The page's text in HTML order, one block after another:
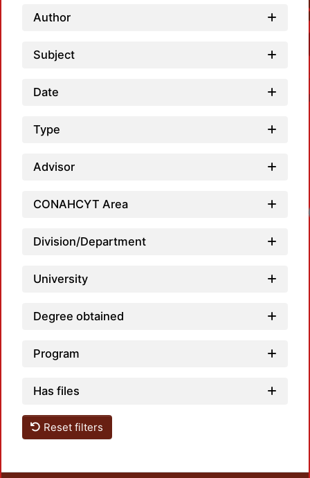
Author
Subject
Date
Type
Advisor
CONAHCYT Area
Division/Department
University
Degree obtained
Program
Has files
Reset filters